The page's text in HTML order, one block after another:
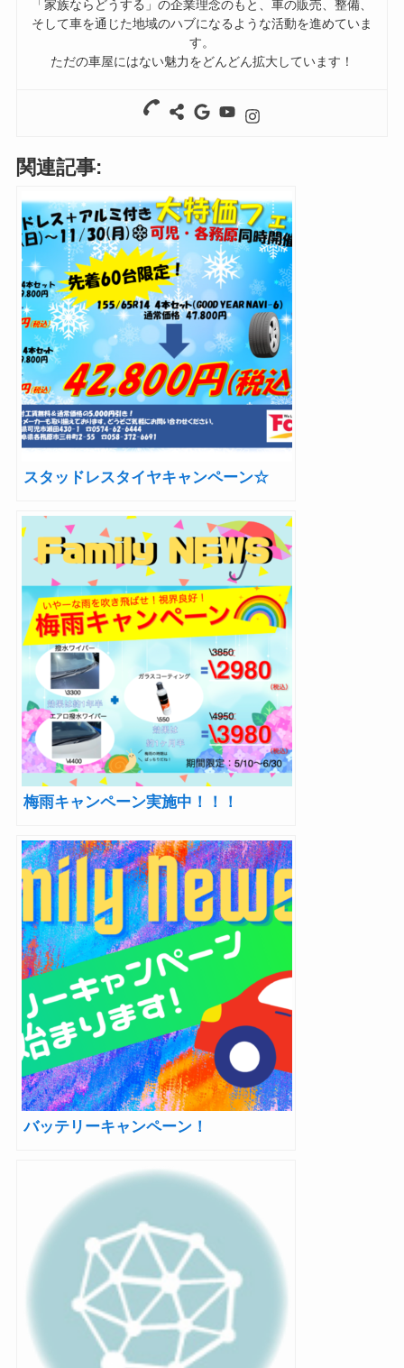
「家族ならどうする」の企業理念のもと、車の販売、整備、
そして車を通じた地域のハブになるような活動を進めていま
す。
ただの車屋にはない魅力をどんどん拡大しています！
関連記事:
スタッドレスタイヤキャンペーン☆
梅雨キャンペーン実施中！！！
バッテリーキャンペーン！